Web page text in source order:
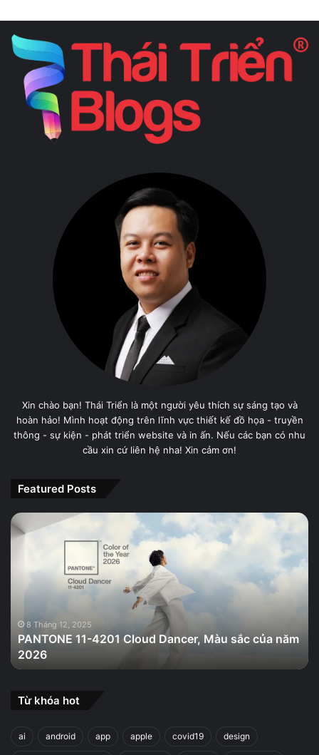
Xin chào bạn! Thái Triển là một người yêu thích sự sáng tạo và
hoàn hảo! Mình hoạt động trên lĩnh vực thiết kế đồ họa - truyền
thông - sự kiện - phát triển website và in ấn. Nếu các bạn có nhu
cầu xin cứ liên hệ nha! Xin cảm ơn!
Featured Posts
PANTONE
11-
Màu
của
năm
2026
8 Tháng 12, 2025
PANTONE 11-4201 Cloud Dancer, Màu sắc của năm
2026
Từ khóa hot
ai android app apple covid19 design